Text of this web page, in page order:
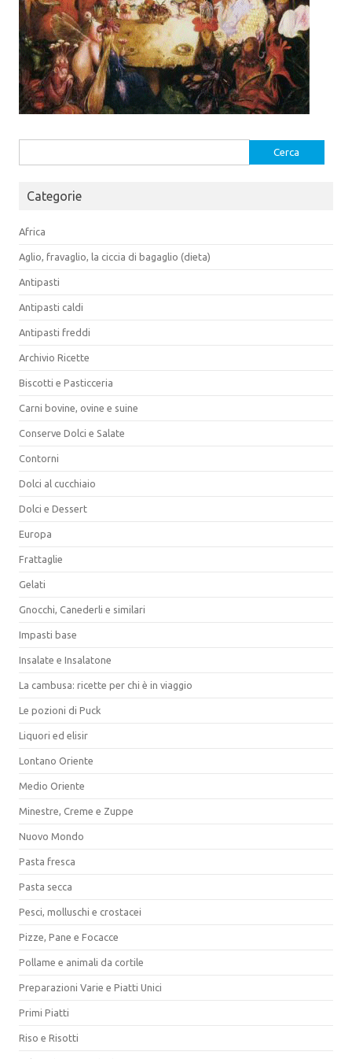
per:
Categorie
Africa
Aglio, fravaglio, la ciccia di bagaglio (dieta)
Antipasti
Antipasti caldi
Antipasti freddi
Archivio Ricette
Biscotti e Pasticceria
Carni bovine, ovine e suine
Conserve Dolci e Salate
Contorni
Dolci al cucchiaio
Dolci e Dessert
Europa
Frattaglie
Gelati
Gnocchi, Canederli e similari
Impasti base
Insalate e Insalatone
La cambusa: ricette per chi è in viaggio
Le pozioni di Puck
Liquori ed elisir
Lontano Oriente
Medio Oriente
Minestre, Creme e Zuppe
Nuovo Mondo
Pasta fresca
Pasta secca
Pesci, molluschi e crostacei
Pizze, Pane e Focacce
Pollame e animali da cortile
Preparazioni Varie e Piatti Unici
Primi Piatti
Riso e Risotti